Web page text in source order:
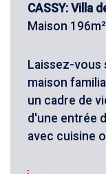
CASSY: Villa
Maison
Laissez-vous
maison
un cadre de
d'une entrée
avec cuisine